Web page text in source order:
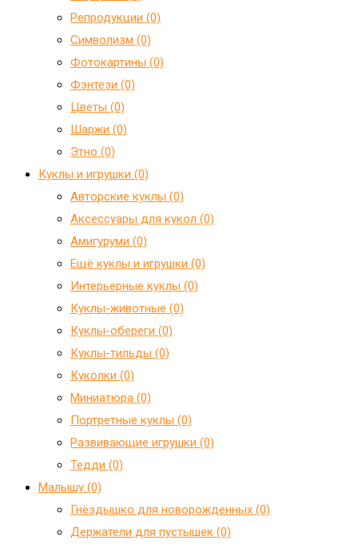
Репродукции (0)
Символизм (0)
Фотокартины (0)
Фэнтези (0)
Цветы (0)
Шаржи (0)
Этно (0)
Куклы и игрушки (0)
Авторские куклы (0)
Аксессуары для кукол (0)
Амигуруми (0)
Ещё куклы и игрушки (0)
Интерьерные куклы (0)
Куклы-животные (0)
Куклы-обереги (0)
Куклы-тильды (0)
Куколки (0)
Миниатюра (0)
Портретные куклы (0)
Развивающие игрушки (0)
Тедди (0)
Малышу (0)
Гнёздышко для новорожденных (0)
Держатели для пустышек (0)